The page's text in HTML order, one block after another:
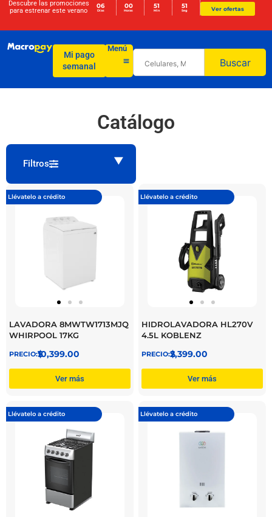
Descubre las promociones
para estrenar este verano
06
Días
00
Horas
51
Min
51
Seg Ver ofertas
Mi pago
semanal
Menú
Buscar
Catálogo
Filtros
Llévatelo a crédito
LAVADORA 8MWTW1713MJQ
WHIRPOOL 17KG
$
10,399.00
Ver más
Llévatelo a crédito
HIDROLAVADORA HL270V
4.5L KOBLENZ
$
2,399.00
Ver más
Llévatelo a crédito Llévatelo a crédito